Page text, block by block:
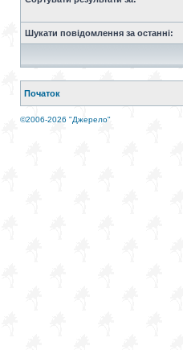
Шукати повідомлення за останні:
Початок
©2006-2026 "Джерело"